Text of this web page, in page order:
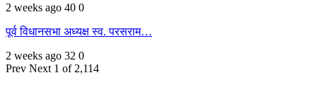
2 weeks ago 40 0
पूर्व विधानसभा अध्यक्ष स्व. परसराम…
2 weeks ago 32 0
Prev Next 1 of 2,114